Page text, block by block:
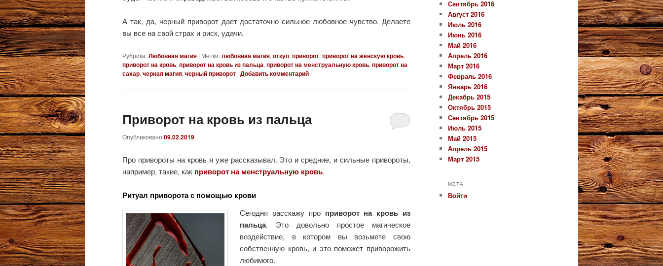
А так, да, черный приворот дает достаточно сильное любовное чувство. Делаете
вы все на свой страх и риск, удачи.
Рубрика:Любовная магия | Метки:любовная магия, откуп, приворот, приворот на женскую кровь,
приворот на кровь, приворот на кровь из пальца, приворот на менструальную кровь, приворот на
сахар, черная магия, черный приворот | Добавить комментарий
Приворот на кровь из пальца
Опубликовано 09.02.2019
Про привороты на кровь я уже рассказывал. Это и средние, и сильные привороты,
например, такие, как приворот на менструальную кровь.
Ритуал приворота с помощью крови
Сегодня расскажу про приворот на кровь из
пальца. Это довольно простое магическое
воздействие, в котором вы возьмете свою
собственную кровь, и это поможет приворожить
любимого.
Сентябрь 2016
Август 2016
Июль 2016
Июнь 2016
Май 2016
Апрель 2016
Март 2016
Февраль 2016
Январь 2016
Декабрь 2015
Октябрь 2015
Сентябрь 2015
Июль 2015
Май 2015
Апрель 2015
Март 2015
МЕТА
Войти